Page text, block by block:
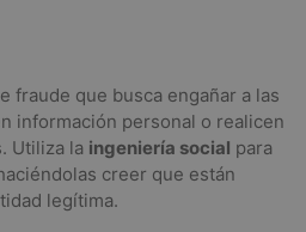
fraude que busca engañar a las
información personal o realicen
Utiliza la ingeniería social para
creer que están
legítima.